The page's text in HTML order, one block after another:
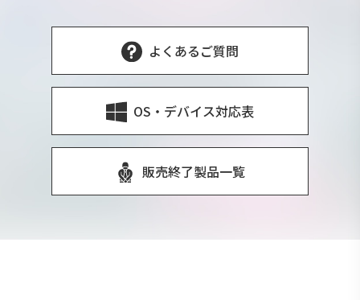
よくあるご質問
OS・デバイス対応表
販売終了製品一覧